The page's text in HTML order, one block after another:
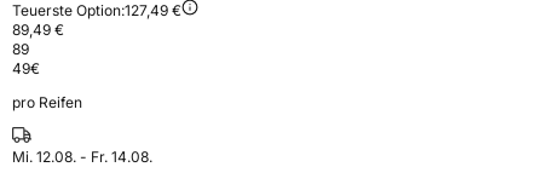
Teuerste Option:127,49 €
89,49 €
89
49€
pro Reifen
Mi. 12.08. - Fr. 14.08.